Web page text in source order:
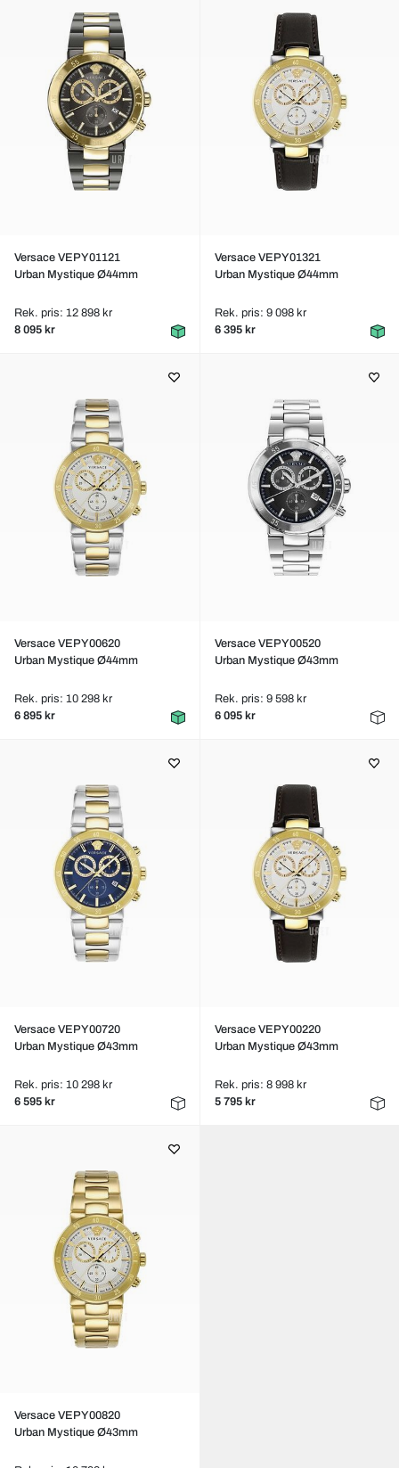
Versace VEPY01121
Urban Mystique Ø44mm
Rek. pris: 12 898 kr
8 095 kr
Versace VEPY01321
Urban Mystique Ø44mm
Rek. pris: 9 098 kr
6 395 kr
Versace VEPY00620
Urban Mystique Ø44mm
Rek. pris: 10 298 kr
6 895 kr
Versace VEPY00520
Urban Mystique Ø43mm
Rek. pris: 9 598 kr
6 095 kr
Versace VEPY00720
Urban Mystique Ø43mm
Rek. pris: 10 298 kr
6 595 kr
Versace VEPY00220
Urban Mystique Ø43mm
Rek. pris: 8 998 kr
5 795 kr
Versace VEPY00820
Urban Mystique Ø43mm